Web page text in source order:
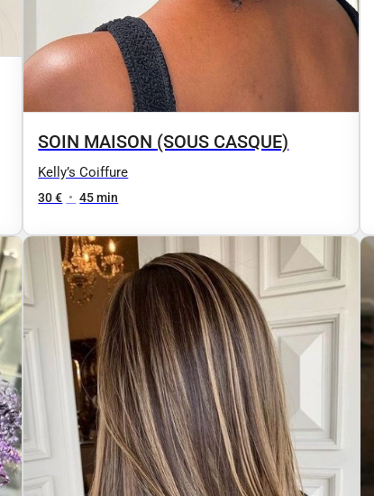
SOIN MAISON (SOUS CASQUE)
Kelly’s Coiffure
30 € • 45 min